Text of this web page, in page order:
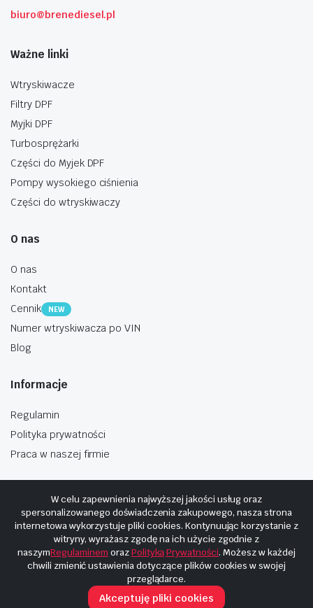
biuro@brenediesel.pl
Ważne linki
Wtryskiwacze
Filtry DPF
Myjki DPF
Turbosprężarki
Części do Myjek DPF
Pompy wysokiego ciśnienia
Części do wtryskiwaczy
O nas
O nas
Kontakt
Cennik
NEW
Numer wtryskiwacza po VIN
Blog
Informacje
Regulamin
Polityka prywatności
Praca w naszej firmie
Copyright © 2025 Hosting i budowa Cyberplaneta.pl
W celu zapewnienia najwyższej jakości usług oraz
spersonalizowanego doświadczenia zakupowego, nasza strona
internetowa wykorzystuje pliki cookies. Kontynuując korzystanie z
witryny, wyrażasz zgodę na ich użycie zgodnie z
naszymRegulaminem orazPolityką Prywatności. Możesz w każdej
chwili zmienić ustawienia dotyczące plików cookies w swojej
przeglądarce.
Akceptuję pliki cookies